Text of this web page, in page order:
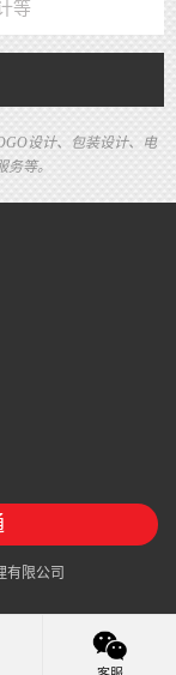
设计、包装设计、电
等。
有限公司